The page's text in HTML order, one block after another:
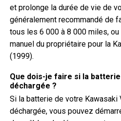
et prolonge la durée de vie de
généralement recommandé de
tous les 6 000 à 8 000 miles,
manuel du propriétaire pour la
(1999).
Que dois-je faire si la
déchargée ?
Si la batterie de votre Kawasaki
déchargée, vous pouvez